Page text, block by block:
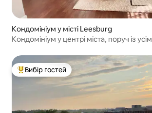
Кондомініум у місті Leesburg
Кондомініум у центрі міста, поруч із усім
Топ вибір гостей
Вибір гостей